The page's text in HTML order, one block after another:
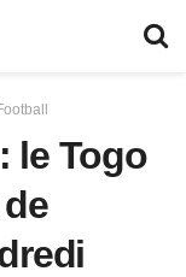
le Togo